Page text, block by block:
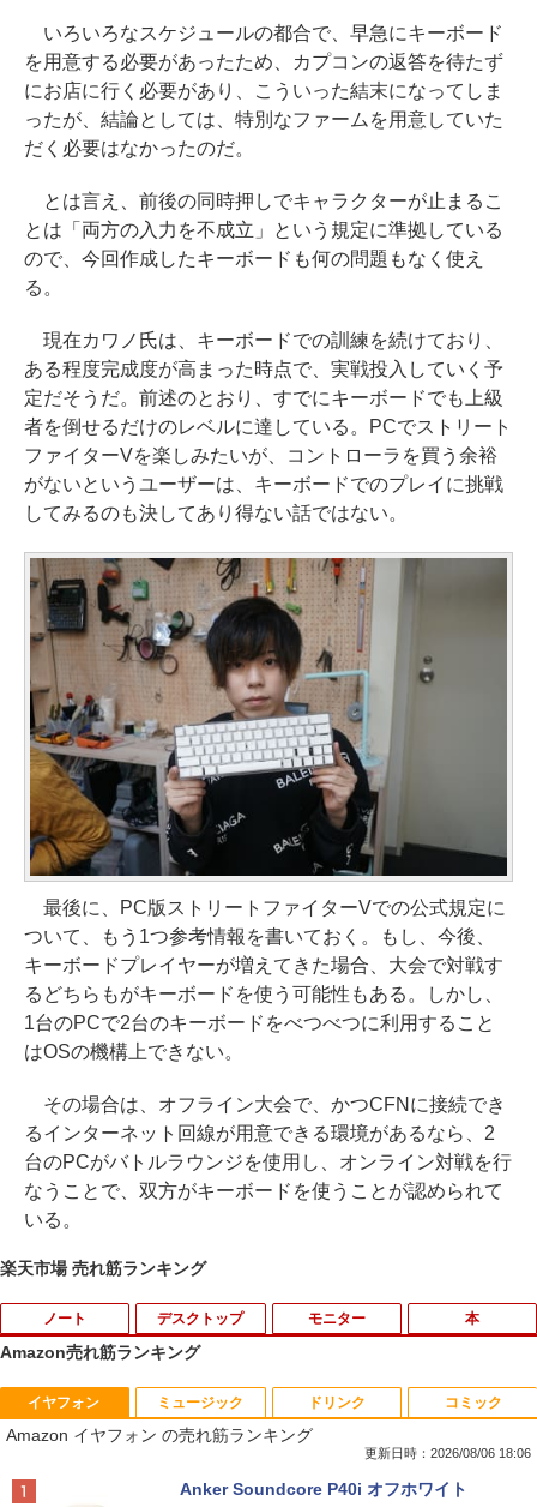
いろいろなスケジュールの都合で、早急にキーボード
を用意する必要があったため、カプコンの返答を待たず
にお店に行く必要があり、こういった結末になってしま
ったが、結論としては、特別なファームを用意していた
だく必要はなかったのだ。
とは言え、前後の同時押しでキャラクターが止まるこ
とは「両方の入力を不成立」という規定に準拠している
ので、今回作成したキーボードも何の問題もなく使え
る。
現在カワノ氏は、キーボードでの訓練を続けており、
ある程度完成度が高まった時点で、実戦投入していく予
定だそうだ。前述のとおり、すでにキーボードでも上級
者を倒せるだけのレベルに達している。PCでストリート
ファイターVを楽しみたいが、コントローラを買う余裕
がないというユーザーは、キーボードでのプレイに挑戦
してみるのも決してあり得ない話ではない。
最後に、PC版ストリートファイターVでの公式規定に
ついて、もう1つ参考情報を書いておく。もし、今後、
キーボードプレイヤーが増えてきた場合、大会で対戦す
るどちらもがキーボードを使う可能性もある。しかし、
1台のPCで2台のキーボードをべつべつに利用すること
はOSの機構上できない。
その場合は、オフライン大会で、かつCFNに接続でき
るインターネット回線が用意できる環境があるなら、2
台のPCがバトルラウンジを使用し、オンライン対戦を行
なうことで、双方がキーボードを使うことが認められて
いる。
楽天市場 売れ筋ランキング
ノート
1
【★最大100%ポイント】【新生活応援・
2026】【Office 2019 H&B】富士通 MU
937/Celeron 3865U/メモリ:4GB/8GB/S
フルHD/wifi/HDMI/USB3.0/中古 ノート
デスクトップ
1
【マラソンセール期間中ポイント5倍】中
古デスクトップパソコン Core i7 第9世代
メモリ16GB M.2 SSD512GB DVD-ROM
1 マウスコンピューター MPro-S201X 初
モニター
1
HP モニター 21.5インチ P224 IPSパネル
フルHD HDMI DP VGA 中古ディスプレイ
￥7,700
本
1
職業訓練における指導の理論と実際 13訂
版 [ 職業訓練教材研究会 ]
￥4,950
Amazon売れ筋ランキング
イヤフォン
Amazon イヤフォン の売れ筋ランキング
更新日時：2026/08/06 18:06
Anker Soundcore P40i オフホワイト
ミュージック ドリンク コミック